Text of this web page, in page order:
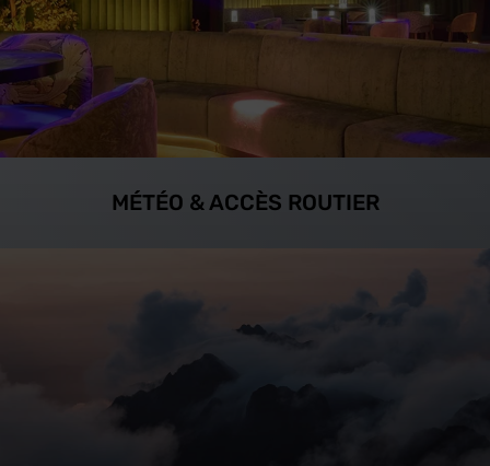
MÉTÉO & ACCÈS ROUTIER